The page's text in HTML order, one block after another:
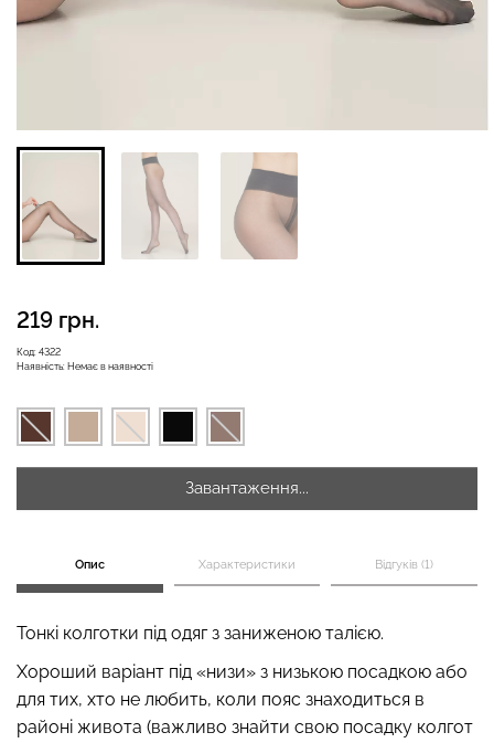
Код: 4322
Наявність: Немає в наявності
219 грн.
Завантаження...
Опис Характеристики Відгуків (1)
Тонкі колготки під одяг з заниженою талією.
Хороший варіант під «низи» з низькою посадкою або
для тих, хто не любить, коли пояс знаходиться в
районі живота (важливо знайти свою посадку колгот
Безшовні легінси
LEGGINGS (чорний) Giulia
482 грн.689 грн.